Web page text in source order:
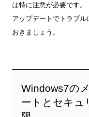
は特に注意が必要です
アップデートでトラブ
おきましょう。
Windows7の
ートとセキュ